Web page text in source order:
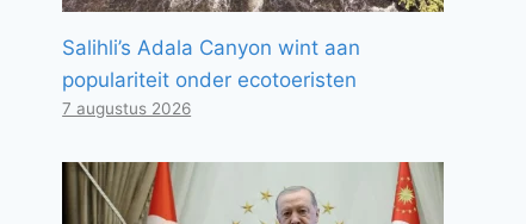
Salihli’s Adala Canyon wint aan
populariteit onder ecotoeristen
7 augustus 2026